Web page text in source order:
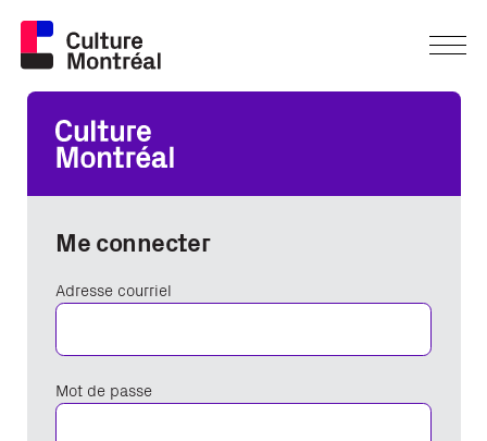
Me connecter
Adresse courriel
Mot de passe